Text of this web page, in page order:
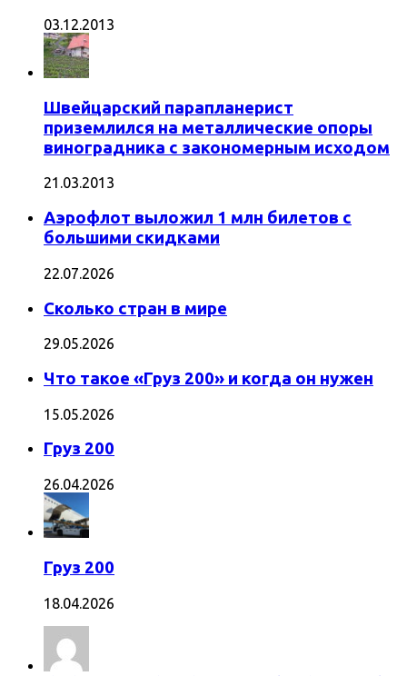
03.12.2013
Швейцарский парапланерист
приземлился на металлические опоры
виноградника с закономерным исходом
21.03.2013
Аэрофлот выложил 1 млн билетов с
большими скидками
22.07.2026
Сколько стран в мире
29.05.2026
Что такое «Груз 200» и когда он нужен
15.05.2026
Груз 200
26.04.2026
Груз 200
18.04.2026